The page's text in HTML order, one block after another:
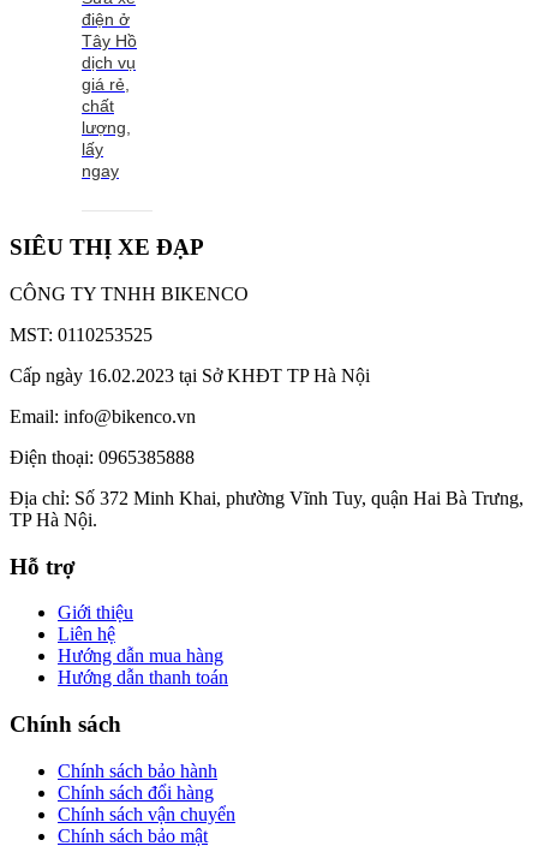
điện ở
Tây Hồ
dịch vụ
giá rẻ,
chất
lượng,
lấy
ngay
SIÊU THỊ XE ĐẠP
CÔNG TY TNHH BIKENCO
MST: 0110253525
Cấp ngày 16.02.2023 tại Sở KHĐT TP Hà Nội
Email: info@bikenco.vn
Điện thoại: 0965385888
Địa chỉ: Số 372 Minh Khai, phường Vĩnh Tuy, quận Hai Bà Trưng,
TP Hà Nội.
Hỗ trợ
Giới thiệu
Liên hệ
Hướng dẫn mua hàng
Hướng dẫn thanh toán
Chính sách
Chính sách bảo hành
Chính sách đổi hàng
Chính sách vận chuyển
Chính sách bảo mật